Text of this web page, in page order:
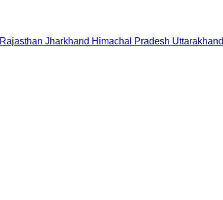
Rajasthan Jharkhand Himachal Pradesh Uttarakhand